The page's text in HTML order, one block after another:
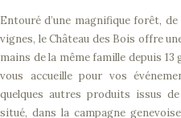
Entouré d’une magnifique forêt,
vignes, le Château des Bois offre
mains de la même famille depuis
vous accueille pour vos
quelques autres produits issus
situé, dans la campagne